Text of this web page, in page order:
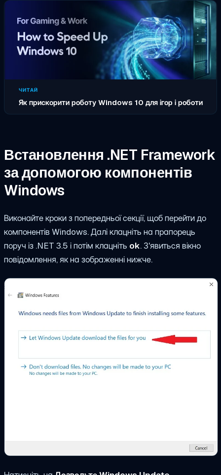
ЧИТАЙ
Як прискорити роботу Windows 10 для ігор і роботи
Встановлення .NET Framework
за допомогою компонентів
Windows
Виконайте кроки з попередньої секції, щоб перейти до
компонентів Windows. Далі клацніть на прапорець
поруч із .NET 3.5 і потім клацніть ok. З'явиться вікно
повідомлення, як на зображенні нижче.